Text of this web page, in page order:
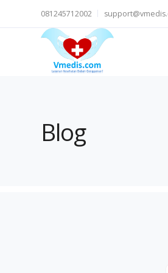
081245712002
Blog